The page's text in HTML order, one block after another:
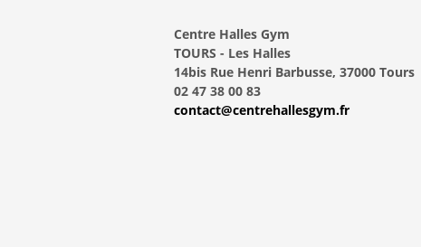
Centre Halles Gym
TOURS - Les Halles
14bis Rue Henri Barbusse, 37000 Tours
02 47 38 00 83
contact@centrehallesgym.fr